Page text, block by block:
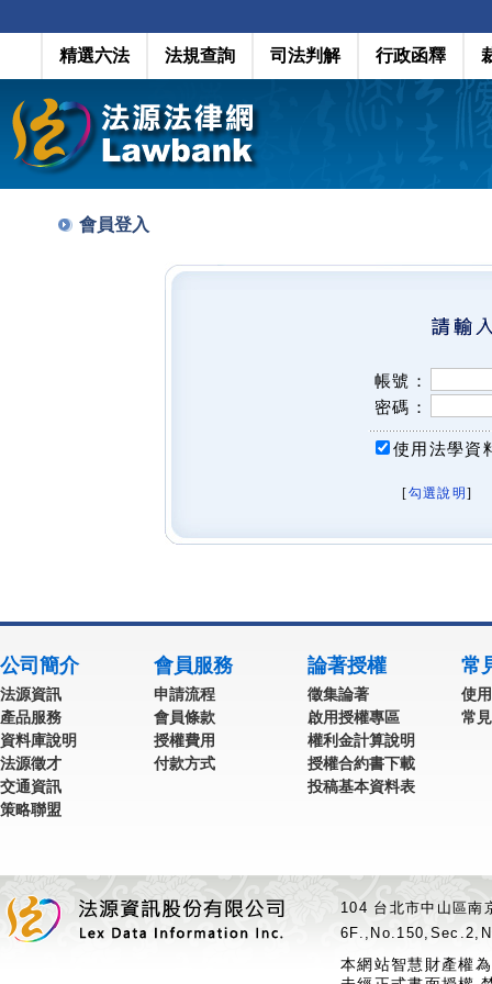
精選六法 法規查詢 司法判解 行政函釋
會員登入
帳號：
密碼：
使用法學資
[勾選說明 ]
公司簡介
法源資訊
產品服務
資料庫說明
法源徵才
交通資訊
策略聯盟
會員服務
申請流程
會員條款
授權費用
付款方式
論著授權
徵集論著
啟用授權專區
權利金計算說明
授權合約書下載
投稿基本資料表
常
使
常
104 台北市中山區
本網站智慧財產權